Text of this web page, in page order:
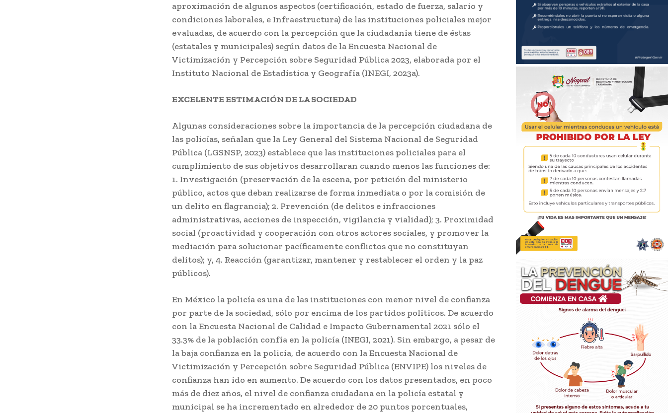
aproximación de algunos aspectos (certificación, estado de fuerza, salario y
condiciones laborales, e Infraestructura) de las instituciones policiales mejor
evaluadas, de acuerdo con la percepción que la ciudadanía tiene de éstas
(estatales y municipales) según datos de la Encuesta Nacional de
Victimización y Percepción sobre Seguridad Pública 2023, elaborada por el
Instituto Nacional de Estadística y Geografía (INEGI, 2023a).
EXCELENTE ESTIMACIÓN DE LA SOCIEDAD
Algunas consideraciones sobre la importancia de la percepción ciudadana de
las policías, señalan que la Ley General del Sistema Nacional de Seguridad
Pública (LGSNSP, 2023) establece que las instituciones policiales para el
cumplimiento de sus objetivos desarrollaran cuando menos las funciones de:
1. Investigación (preservación de la escena, por petición del ministerio
público, actos que deban realizarse de forma inmediata o por la comisión de
un delito en flagrancia); 2. Prevención (de delitos e infracciones
administrativas, acciones de inspección, vigilancia y vialidad); 3. Proximidad
social (proactividad y cooperación con otros actores sociales, y promover la
mediación para solucionar pacíficamente conflictos que no constituyan
delitos); y, 4. Reacción (garantizar, mantener y restablecer el orden y la paz
públicos).
En México la policía es una de las instituciones con menor nivel de confianza
por parte de la sociedad, sólo por encima de los partidos políticos. De acuerdo
con la Encuesta Nacional de Calidad e Impacto Gubernamental 2021 sólo el
33.3% de la población confía en la policía (INEGI, 2021). Sin embargo, a pesar de
la baja confianza en la policía, de acuerdo con la Encuesta Nacional de
Victimización y Percepción sobre Seguridad Pública (ENVIPE) los niveles de
confianza han ido en aumento. De acuerdo con los datos presentados, en poco
más de diez años, el nivel de confianza ciudadana en la policía estatal y
municipal se ha incrementado en alrededor de 20 puntos porcentuales,